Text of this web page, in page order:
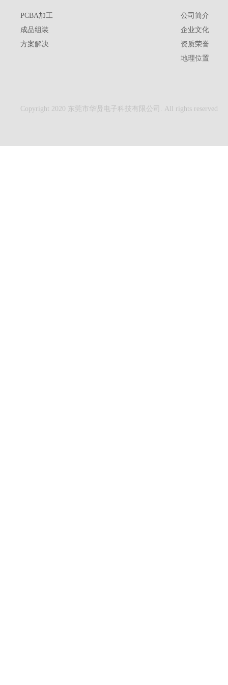
PCBA加工
成品组装
方案解决
公司简介
企业文化
资质荣誉
地理位置
Copyright 2020 东莞市华贤电子科技有限公司. All rights reserved